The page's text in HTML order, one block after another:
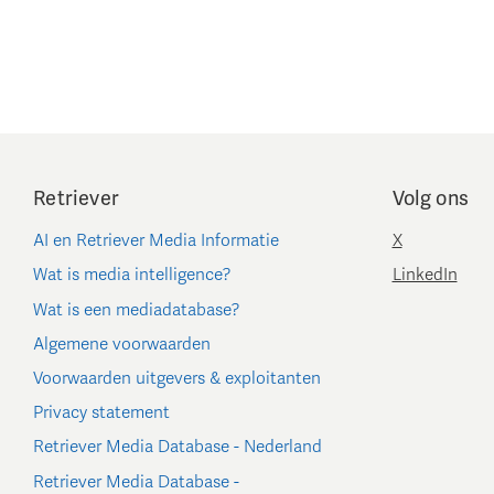
Retriever
AI en Retriever Media Informatie
Wat is media intelligence?
Wat is een mediadatabase?
Algemene voorwaarden
Voorwaarden uitgevers & exploitanten
Privacy statement
Retriever Media Database - Nederland
Retriever Media Database -
Volg ons
X
LinkedIn